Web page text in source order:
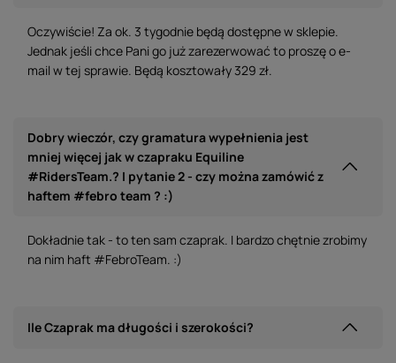
Oczywiście! Za ok. 3 tygodnie będą dostępne w sklepie.
Jednak jeśli chce Pani go już zarezerwować to proszę o e-
mail w tej sprawie. Będą kosztowały 329 zł.
Dobry wieczór, czy gramatura wypełnienia jest
mniej więcej jak w czapraku Equiline
#RidersTeam.? I pytanie 2 - czy można zamówić z
haftem #febro team ? :)
Dokładnie tak - to ten sam czaprak. I bardzo chętnie zrobimy
na nim haft #FebroTeam. :)
Ile Czaprak ma długości i szerokości?